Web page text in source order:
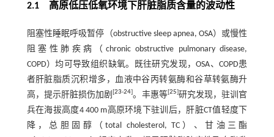
2.1 高原低压低氧环境下肝脏脂质含量的波动性
阻塞性睡眠呼吸暂停（obstructive sleep apnea, OSA）或慢性
阻塞性肺疾病（chronic obstructive pulmonary disease,
COPD）均可导致组织缺氧。既往研究发现，OSA、COPD患
者肝脏脂质沉积增多，血液中谷丙转氨酶和谷草转氨酶升
高，提示肝脏损伤加剧 [23-24 。丰惠等[ 25 研究发现，驻训官
兵在海拔高度4 400 m高原环境下驻训后，肝脏CT值轻度下
降，总胆固醇（total cholesterol, TC）、甘油三酯